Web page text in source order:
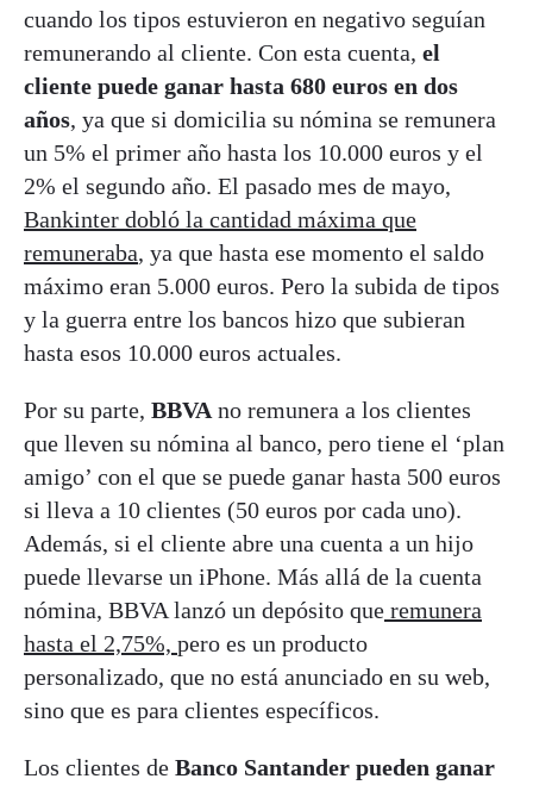
cuando los tipos estuvieron en negativo seguían
remunerando al cliente. Con esta cuenta, el
cliente puede ganar hasta 680 euros en dos
años, ya que si domicilia su nómina se remunera
un 5% el primer año hasta los 10.000 euros y el
2% el segundo año. El pasado mes de mayo,
Bankinter dobló la cantidad máxima que
remuneraba, ya que hasta ese momento el saldo
máximo eran 5.000 euros. Pero la subida de tipos
y la guerra entre los bancos hizo que subieran
hasta esos 10.000 euros actuales.
Por su parte, BBVA no remunera a los clientes
que lleven su nómina al banco, pero tiene el ‘plan
amigo’ con el que se puede ganar hasta 500 euros
si lleva a 10 clientes (50 euros por cada uno).
Además, si el cliente abre una cuenta a un hijo
puede llevarse un iPhone. Más allá de la cuenta
nómina, BBVA lanzó un depósito que remunera
hasta el 2,75%, pero es un producto
personalizado, que no está anunciado en su web,
sino que es para clientes específicos.
Los clientes de Banco Santander pueden ganar